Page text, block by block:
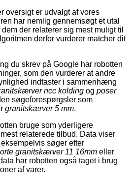
oversigt er udvalgt af vores
har nemlig gennemsøgt et utal
der relaterer sig mest muligt til
derfor vurderer matcher dit
du skrev på Google har robotten
som den vurderer at andre
indtaster i sammenhæng
ncc kolding og poser
søgeforespørgsler som
granitskærver 5 mm.
bruge som yderligere
relaterede tilbud. Data viser
søger efter
granitskærver 11 16mm eller
har robotten også taget i brug
af varer.